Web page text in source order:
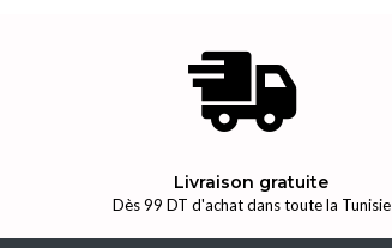
Livraison gratuite
Dès 99 DT d'achat dans toute la Tunisie